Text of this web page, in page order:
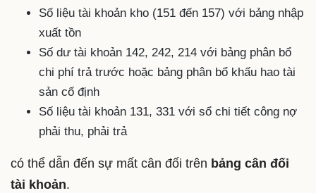
Số liệu tài khoản kho (151 đến 157) với bảng nhập
xuất tồn
Số dư tài khoản 142, 242, 214 với bảng phân bổ
chi phí trả trước hoặc bảng phân bổ khấu hao tài
sản cố định
Số liệu tài khoản 131, 331 với sổ chi tiết công nợ
phải thu, phải trả
có thể dẫn đến sự mất cân đối trên bảng cân đối
tài khoản.